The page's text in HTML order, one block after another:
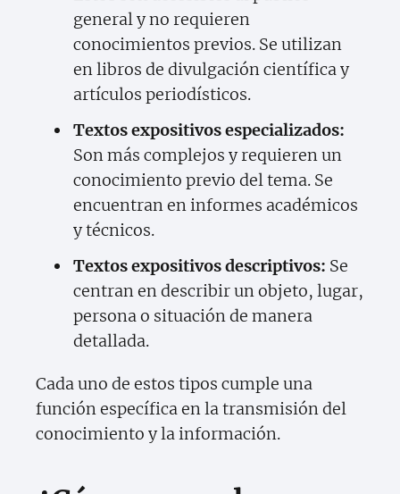
general y no requieren
conocimientos previos. Se utilizan
en libros de divulgación científica y
artículos periodísticos.
Textos expositivos especializados:
Son más complejos y requieren un
conocimiento previo del tema. Se
encuentran en informes académicos
y técnicos.
Textos expositivos descriptivos: Se
centran en describir un objeto, lugar,
persona o situación de manera
detallada.
Cada uno de estos tipos cumple una
función específica en la transmisión del
conocimiento y la información.